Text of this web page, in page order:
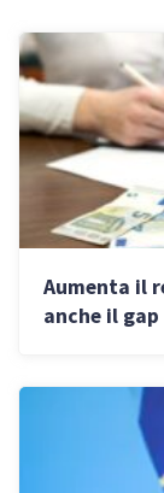
Aumenta il
anche il